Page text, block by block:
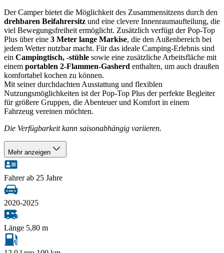
Der Camper bietet die Möglichkeit des Zusammensitzens durch den
drehbaren Beifahrersitz und eine clevere Innenraumaufteilung, die
viel Bewegungsfreiheit ermöglicht. Zusätzlich verfügt der Pop-Top
Plus über eine 3 Meter lange Markise, die den Außenbereich bei
jedem Wetter nutzbar macht. Für das ideale Camping-Erlebnis sind
ein Campingtisch, -stühle sowie eine zusätzliche Arbeitsfläche mit
einem portablen 2-Flammen-Gasherd enthalten, um auch draußen
komfortabel kochen zu können.
Mit seiner durchdachten Ausstattung und flexiblen
Nutzungsmöglichkeiten ist der Pop-Top Plus der perfekte Begleiter
für größere Gruppen, die Abenteuer und Komfort in einem
Fahrzeug vereinen möchten.
Die Verfügbarkeit kann saisonabhängig variieren.
Mehr anzeigen
Fahrer ab 25 Jahre
2020-2025
Länge 5,80 m